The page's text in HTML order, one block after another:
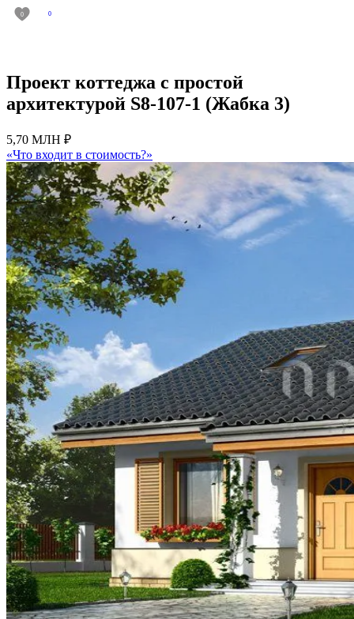
0 0
Проект коттеджа с простой
архитектурой S8-107-1 (Жабка 3)
5,70 МЛН ₽
«Что входит в стоимость?»